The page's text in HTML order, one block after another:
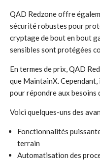
QAD Redzone offre
sécurité robustes pour
cryptage de bout en bout
sensibles sont protégées
En termes de prix, QAD
que MaintainX.
pour répondre aux
Voici quelques-uns des
Fonctionnalités
terrain
Automatisation des